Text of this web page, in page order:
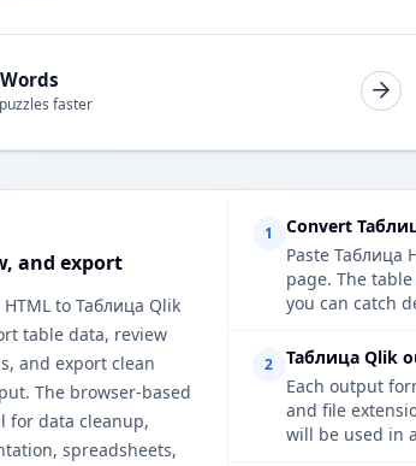
faster
and export
to Таблица Qlik
table data, review
and export clean
The browser-based
for data cleanup,
spreadsheets,
1
Convert
Paste Таблица
page. The
you can catch
2
Таблица Qlik
Each output
and file
will be used in